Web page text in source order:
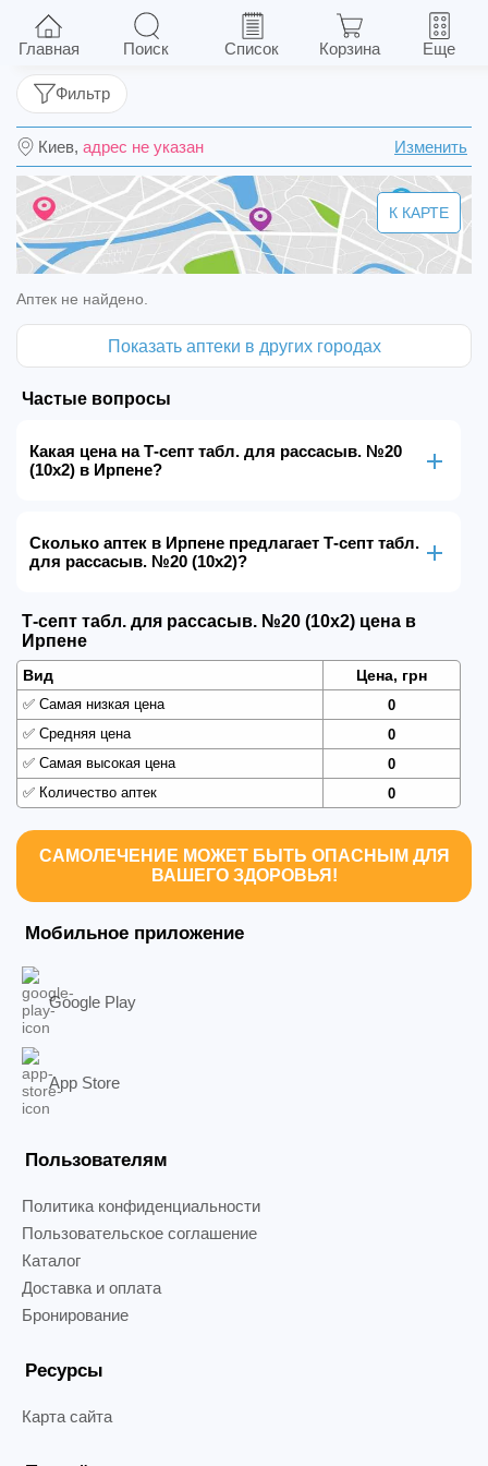
Т-септ табл. для рассасыв. №20 (10х2)
Киев, адрес не указан Изменить
Фильтр
К КАРТЕ
Аптек не найдено.
Показать аптеки в других городах
Частые вопросы
Какая цена на Т-септ табл. для рассасыв. №20
(10х2) в Ирпене?
Сколько аптек в Ирпене предлагает Т-септ табл.
для рассасыв. №20 (10х2)?
Т-септ табл. для рассасыв. №20 (10х2) цена в
Ирпене
Вид Цена, грн
✅ Самая низкая цена
0
✅ Средняя цена
0
✅ Самая высокая цена
0
✅ Количество аптек 0
САМОЛЕЧЕНИЕ МОЖЕТ БЫТЬ ОПАСНЫМ ДЛЯ
ВАШЕГО ЗДОРОВЬЯ!
Мобильное приложение
Google Play
App Store
Пользователям
Политика конфиденциальности
Пользовательское соглашение
Каталог
Доставка и оплата
Бронирование
Ресурсы
Карта сайта
Главная Поиск Список Корзина Еще